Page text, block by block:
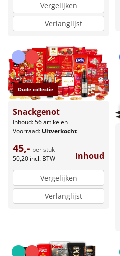
Vergelijken
Verlanglijst
Oude collectie
Snackgenot
Inhoud: 56 artikelen
Voorraad: Uitverkocht
45,- per stuk
50,20 incl. BTW Inhoud
Vergelijken
Verlanglijst